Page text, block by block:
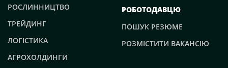
РОСЛИННИЦТВО
ТРЕЙДИНГ
ЛОГІСТИКА
АГРОХОЛДИНГИ
РОБОТОДАВЦЮ
ПОШУК РЕЗЮМЕ
РОЗМІСТИТИ ВАКАНСІЮ